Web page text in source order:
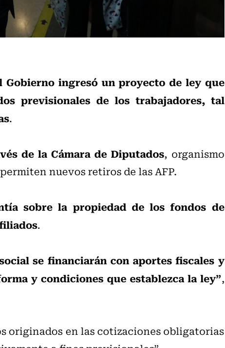
Gobierno ingresó un proyecto de ley que
previsionales de los trabajadores, tal
.
de la Cámara de Diputados, organismo
nuevos retiros de las AFP.
sobre la propiedad de los fondos de
.
se financiarán con aportes fiscales y
y condiciones que establezca la ley”,
originados en las cotizaciones obligatorias